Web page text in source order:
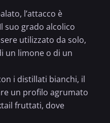
l’attacco è
suo grado alcolico
utilizzato da solo,
un limone o di un
i distillati bianchi, il
un profilo agrumato
fruttati, dove